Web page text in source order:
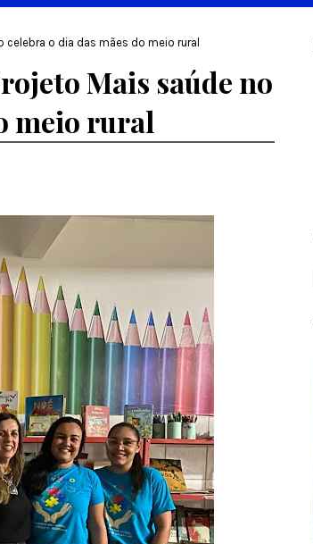
o dia das mães do meio rural
Mais saúde no
meio rural